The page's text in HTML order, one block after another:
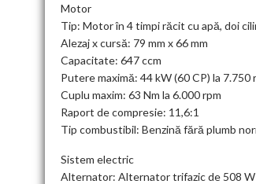
Motor
Tip: Motor în 4 timpi răcit cu apă, doi
Alezaj x cursă: 79 mm x 66 mm
Capacitate: 647 ccm
Putere maximă: 44 kW (60 CP) la 7.750
Cuplu maxim: 63 Nm la 6.000 rpm
Raport de compresie: 11,6:1
Tip combustibil: Benzină fără plumb
Sistem electric
Alternator: Alternator trifazic de 508 W